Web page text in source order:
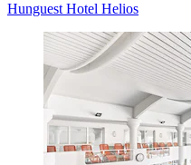
Hunguest Hotel Helios